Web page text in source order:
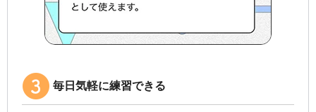
毎日気軽に練習できる